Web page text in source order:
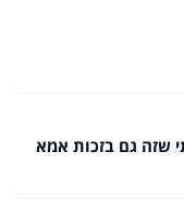
שזה גם בזכות אמא